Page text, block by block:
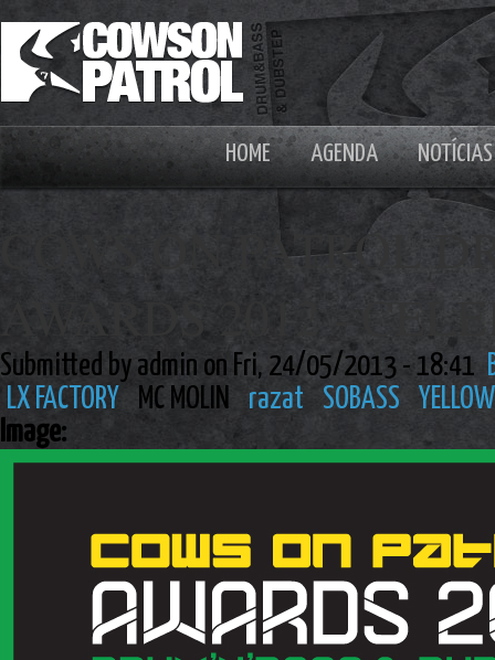
HOME AGENDA NOTÍCIAS
COWS ON PATROL
AWARDS 2012 -
Submitted by admin on Fri, 24/05/2013 - 18:41
LX FACTORY
MC MOLIN razat SOBASS
Image: